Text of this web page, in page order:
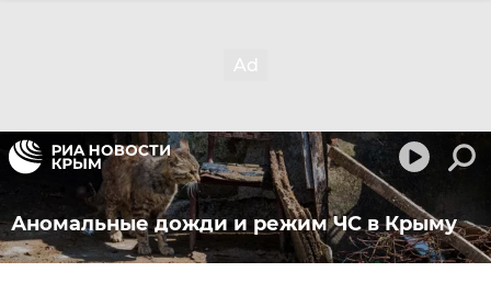
Аномальные дожди и режим ЧС в Крыму